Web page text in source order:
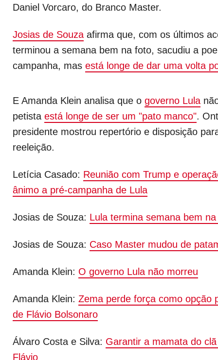
Daniel Vorcaro, do Branco Master.
Josias de Souza afirma que, com os últimos
terminou a semana bem na foto, sacudiu a
campanha, mas está longe de dar uma volta
E Amanda Klein analisa que o governo Lula
petista está longe de ser um "pato manco".
presidente mostrou repertório e disposição
reeleição.
Letícia Casado: Reunião com Trump e
ânimo a pré-campanha de Lula
Josias de Souza: Lula termina semana bem
Josias de Souza: Caso Master mudou de
Amanda Klein: O governo Lula não morreu
Amanda Klein: Zema perde força como opção
de Flávio Bolsonaro
Álvaro Costa e Silva: Garantir a mamata do
Flávio